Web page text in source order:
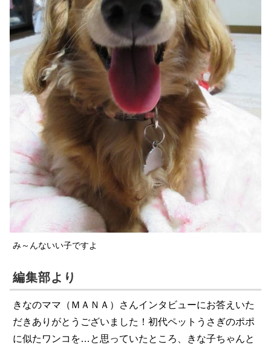
み～んないい子ですよ
編集部より
きなのママ（ＭＡＮＡ）さんインタビューにお答えいた
だきありがとうございました！初代ペットうさぎのポポ
に似たワンコを…と思っていたところ、きな子ちゃんと